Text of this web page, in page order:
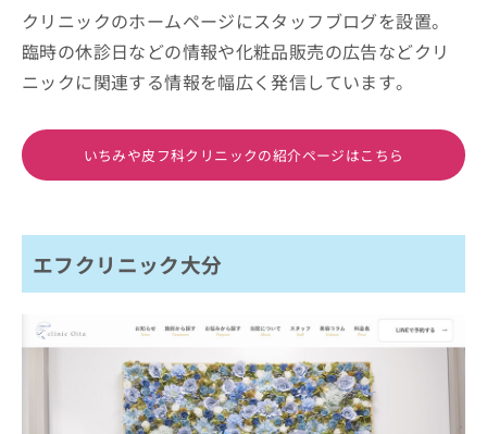
クリニックのホームページにスタッフブログを設置。
臨時の休診日などの情報や化粧品販売の広告などクリ
ニックに関連する情報を幅広く発信しています。
いちみや皮フ科クリニックの紹介ページはこちら
エフクリニック大分